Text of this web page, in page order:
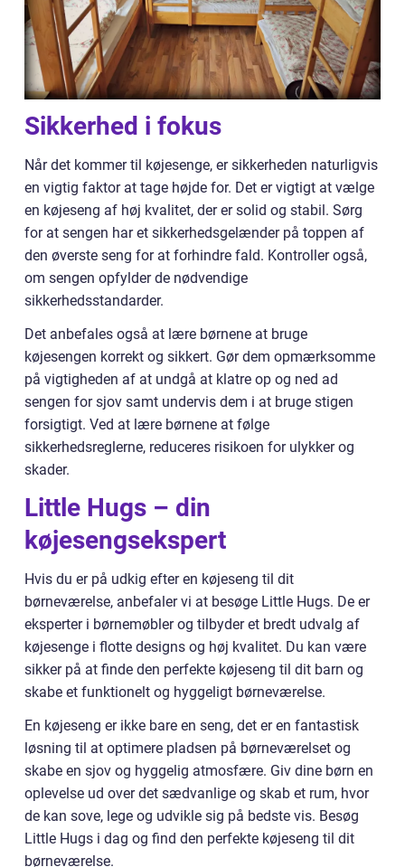
Sikkerhed i fokus
Når det kommer til køjesenge, er sikkerheden naturligvis
en vigtig faktor at tage højde for. Det er vigtigt at vælge
en køjeseng af høj kvalitet, der er solid og stabil. Sørg
for at sengen har et sikkerhedsgelænder på toppen af
den øverste seng for at forhindre fald. Kontroller også,
om sengen opfylder de nødvendige
sikkerhedsstandarder.
Det anbefales også at lære børnene at bruge
køjesengen korrekt og sikkert. Gør dem opmærksomme
på vigtigheden af at undgå at klatre op og ned ad
sengen for sjov samt undervis dem i at bruge stigen
forsigtigt. Ved at lære børnene at følge
sikkerhedsreglerne, reduceres risikoen for ulykker og
skader.
Little Hugs – din
køjesengsekspert
Hvis du er på udkig efter en køjeseng til dit
børneværelse, anbefaler vi at besøge Little Hugs. De er
eksperter i børnemøbler og tilbyder et bredt udvalg af
køjesenge i flotte designs og høj kvalitet. Du kan være
sikker på at finde den perfekte køjeseng til dit barn og
skabe et funktionelt og hyggeligt børneværelse.
En køjeseng er ikke bare en seng, det er en fantastisk
løsning til at optimere pladsen på børneværelset og
skabe en sjov og hyggelig atmosfære. Giv dine børn en
oplevelse ud over det sædvanlige og skab et rum, hvor
de kan sove, lege og udvikle sig på bedste vis. Besøg
Little Hugs i dag og find den perfekte køjeseng til dit
børneværelse.